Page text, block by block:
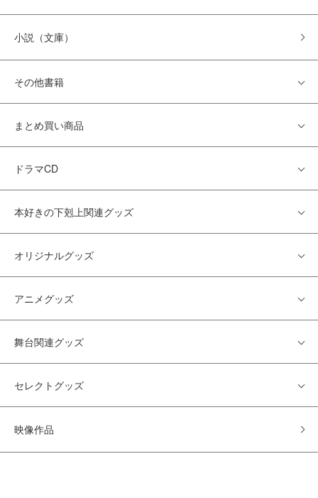
小説（文庫）
その他書籍
まとめ買い商品
ドラマCD
本好きの下剋上関連グッズ
オリジナルグッズ
アニメグッズ
舞台関連グッズ
セレクトグッズ
映像作品